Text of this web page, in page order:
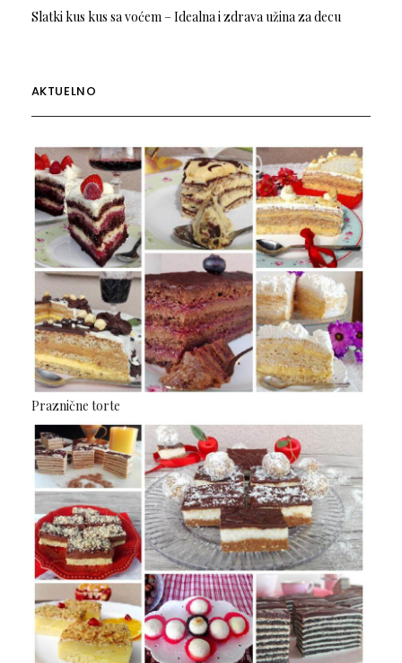
Slatki kus kus sa voćem – Idealna i zdrava užina za decu
AKTUELNO
Praznične torte